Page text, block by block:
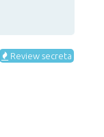
Review secreta